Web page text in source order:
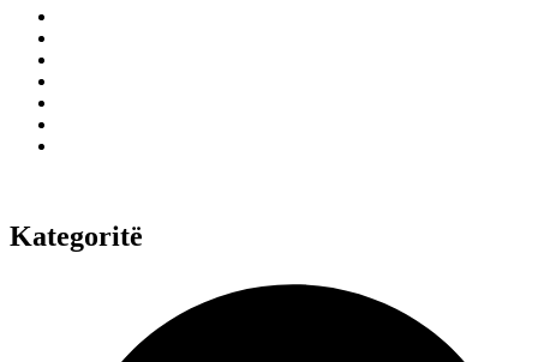
Kategoritë